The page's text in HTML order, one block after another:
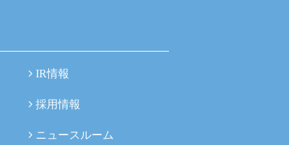
IR情報
採用情報
ニュースルーム